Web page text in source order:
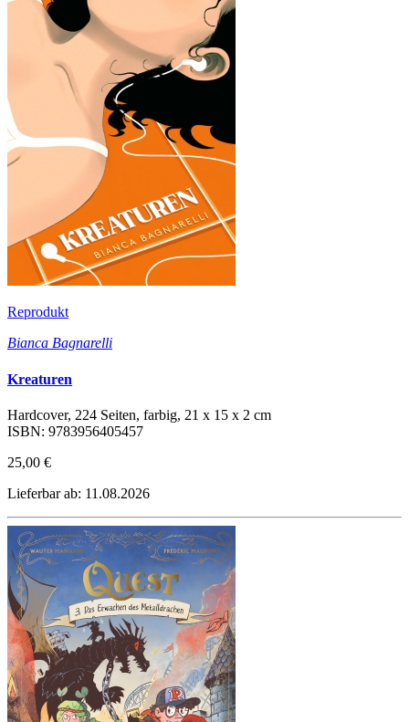
Reprodukt
Bianca Bagnarelli
Kreaturen
Hardcover, 224 Seiten, farbig, 21 x 15 x 2 cm
ISBN: 9783956405457
25,00 €
Lieferbar ab: 11.08.2026